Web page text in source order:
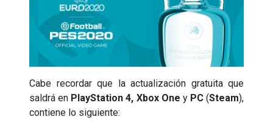
Cabe recordar que la actualización gratuita que
saldrá en PlayStation 4, Xbox One y PC(Steam),
contiene lo siguiente: